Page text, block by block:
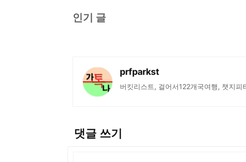
인기 글
prfparkst
버킷리스트, 걸어서122개국여행, 챗지
댓글 쓰기